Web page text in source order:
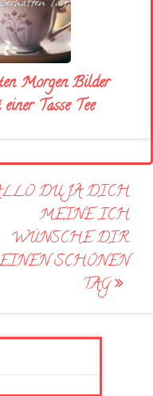
Morgen Bilder
Tasse Tee
DU JA DICH
MEINE ICH
WÜNSCHE DIR
SCHÖNEN
TAG